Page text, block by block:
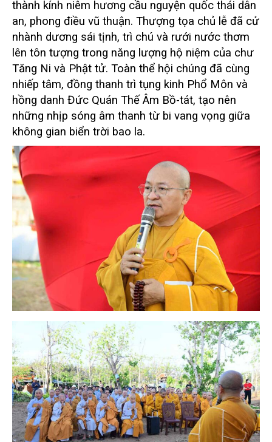
thành kính niêm hương cầu nguyện quốc thái dân
an, phong điều vũ thuận. Thượng tọa chủ lễ đã cử
nhành dương sái tịnh, trì chú và rưới nước thơm
lên tôn tượng trong năng lượng hộ niệm của chư
Tăng Ni và Phật tử. Toàn thể hội chúng đã cùng
nhiếp tâm, đồng thanh trì tụng kinh Phổ Môn và
hồng danh Đức Quán Thế Âm Bồ-tát, tạo nên
những nhịp sóng âm thanh từ bi vang vọng giữa
không gian biển trời bao la.